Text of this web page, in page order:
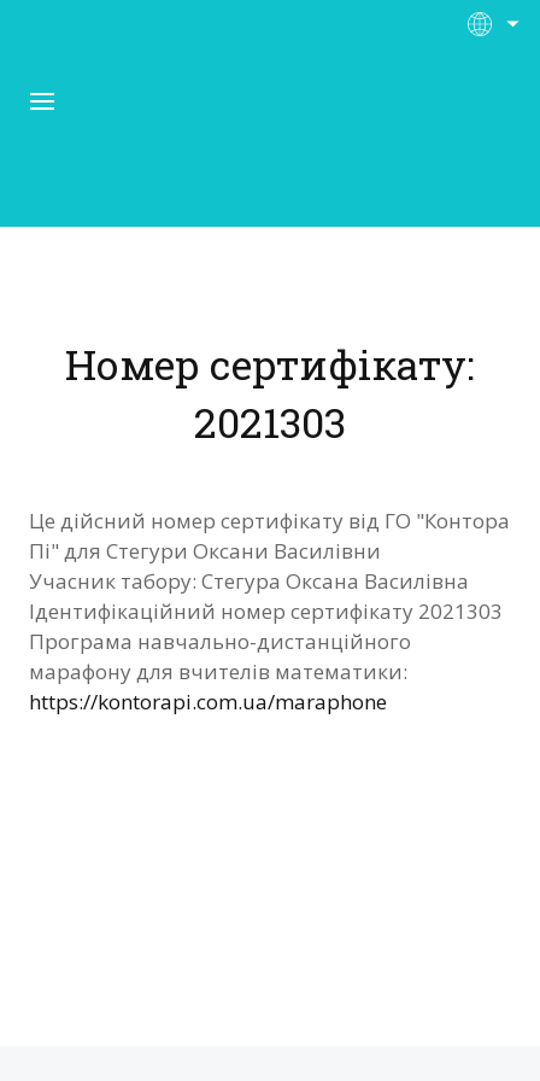
Матеріали
Нас підтримують
Фотозвіт
Видані сертифікати
Контакти
Номер сертифікату:
2021303
Це дійсний номер сертифікату від ГО "Контора
Пі" для Стегури Оксани Василівни
Учасник табору: Стегура Оксана Василівна
Ідентифікаційний номер сертифікату 2021303
Програма навчально-дистанційного
марафону для вчителів математики:
https://kontorapi.com.ua/maraphone